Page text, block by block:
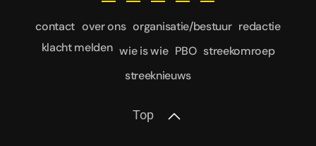
contact over ons organisatie/bestuur redactie
klacht melden wie is wie PBO streekomroep
streeknieuws
Top